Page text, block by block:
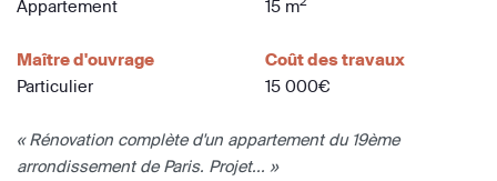
Appartement
15 m
Maître d'ouvrage
Particulier
Coût des travaux
15 000€
« Rénovation complète d'un appartement du 19ème
arrondissement de Paris. Projet... »